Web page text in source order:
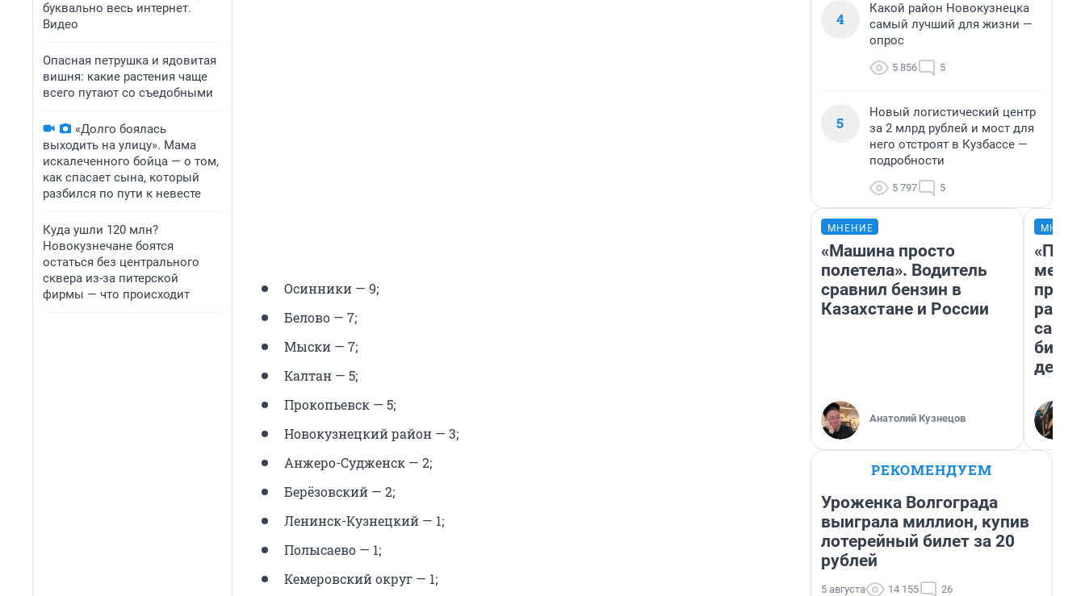
буквально весь интернет.
Видео
Опасная петрушка и ядовитая
вишня: какие растения чаще
всего путают со съедобными
«Долго боялась
выходить на улицу». Мама
искалеченного бойца — о том,
как спасает сына, который
разбился по пути к невесте
Куда ушли 120 млн?
Новокузнечане боятся
остаться без центрального
сквера из-за питерской
фирмы — что происходит
Осинники — 9;
Белово — 7;
Мыски — 7;
Калтан — 5;
Прокопьевск — 5;
Новокузнецкий район — 3;
Анжеро-Судженск — 2;
Берёзовский — 2;
Ленинск-Кузнецкий — 1;
Полысаево — 1;
Кемеровский округ — 1;
4
Какой район Новокузнецка
самый лучший для жизни —
опрос
5 856 5
5
Новый логистический центр
за 2 млрд рублей и мост для
него отстроят в Кузбассе —
подробности
5 797 5
МНЕНИЕ
«Машина просто
полетела». Водитель
сравнил бензин в
Казахстане и России
Анатолий Кузнецов
РЕКОМЕНДУЕМ
Уроженка Волгограда
выиграла миллион, купив
лотерейный билет за 20
рублей
5 августа 14 155 26